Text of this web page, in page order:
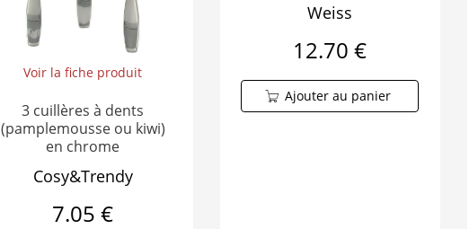
Voir la fiche produit
3 cuillères à dents
(pamplemousse ou kiwi)
en chrome
Cosy&Trendy
7.05 €
Weiss
12.70 €
Ajouter au panier